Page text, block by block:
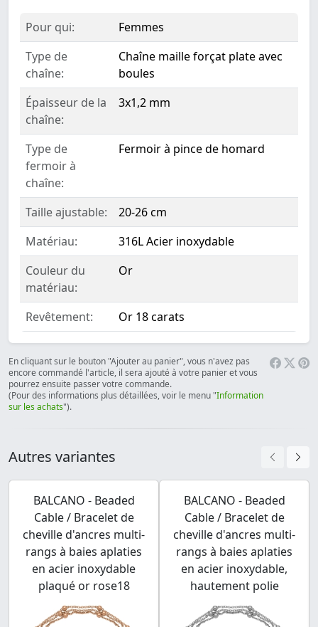
Pour qui:
Femmes
Type de
chaîne:
Chaîne maille forçat plate avec
boules
Épaisseur de la
chaîne:
3x1,2 mm
Type de
fermoir à
chaîne:
Fermoir à pince de homard
Taille ajustable:
20-26 cm
Matériau:
316L Acier inoxydable
Couleur du
matériau:
Or
Revêtement: Or 18 carats
En cliquant sur le bouton "Ajouter au panier", vous n'avez pas
encore commandé l'article, il sera ajouté à votre panier et vous
pourrez ensuite passer votre commande.
(Pour des informations plus détaillées, voir le menu "Information
sur les achats").
Autres variantes
BALCANO - Beaded
Cable / Bracelet de
cheville d'ancres multi-
rangs à baies aplaties
en acier inoxydable
plaqué or rose18
BALCANO - Beaded
Cable / Bracelet de
cheville d'ancres multi-
rangs à baies aplaties
en acier inoxydable,
hautement polie